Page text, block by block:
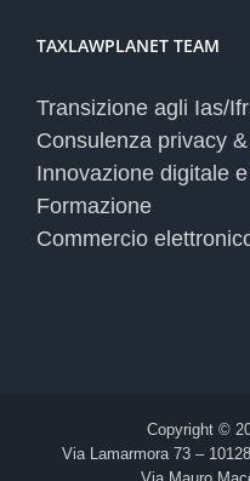
TAXLAWPLANET TEAM
Transizione agli Ias/
Consulenza privacy
Innovazione digitale
Formazione
Commercio
Copyright ©
Via Lamarmora 73 –